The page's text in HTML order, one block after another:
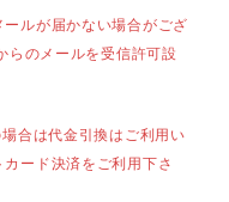
ルが届かない場合がござ
のメールを受信許可設
合は代金引換はご利用い
ード決済をご利用下さ